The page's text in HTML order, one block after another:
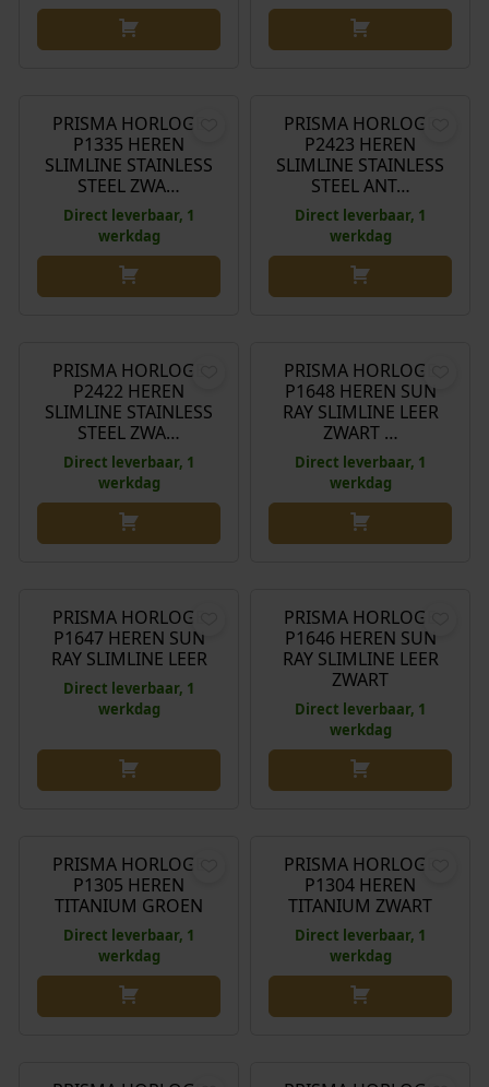
PRISMA HORLOGE
P1335 HEREN
SLIMLINE STAINLESS
STEEL ZWA…
Direct leverbaar, 1
werkdag
PRISMA HORLOGE
P2423 HEREN
SLIMLINE STAINLESS
STEEL ANT…
Direct leverbaar, 1
werkdag
PRISMA HORLOGE
P2422 HEREN
SLIMLINE STAINLESS
STEEL ZWA…
Direct leverbaar, 1
werkdag
PRISMA HORLOGE
P1648 HEREN SUN
RAY SLIMLINE LEER
ZWART …
Direct leverbaar, 1
werkdag
PRISMA HORLOGE
P1647 HEREN SUN
RAY SLIMLINE LEER
Direct leverbaar, 1
werkdag
PRISMA HORLOGE
P1646 HEREN SUN
RAY SLIMLINE LEER
ZWART
Direct leverbaar, 1
werkdag
PRISMA HORLOGE
P1305 HEREN
TITANIUM GROEN
Direct leverbaar, 1
werkdag
PRISMA HORLOGE
P1304 HEREN
TITANIUM ZWART
Direct leverbaar, 1
werkdag